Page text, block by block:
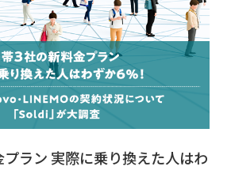
ラン 実際に乗り換えた人はわ